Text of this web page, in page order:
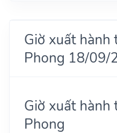
Giờ xuất hành
Phong 18/09/
Giờ xuất hành
Phong